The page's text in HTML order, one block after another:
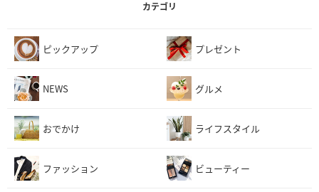
カテゴリ
ピックアップ プレゼント
NEWS グルメ
おでかけ ライフスタイル
ファッション ビューティー